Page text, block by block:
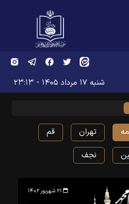
شنبه ۱۷ مرداد ۱۴۰۵ - ۲۳:۱۳
تهران
قم
نجف
۲۱ شهریور ۱۴۰۲